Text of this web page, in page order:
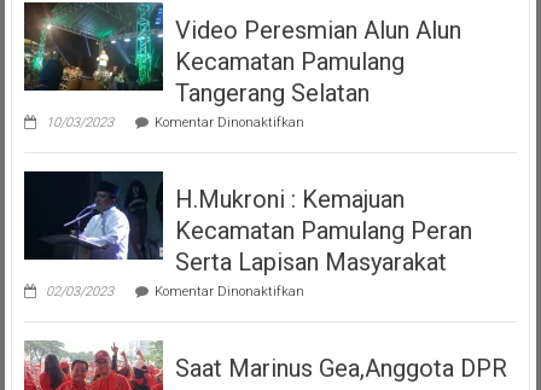
Maena
Misa
Inkulturasi
IKKSU
Pamulang
Video Peresmian Alun Alun
Kecamatan Pamulang
Tangerang Selatan
10/03/2023 Komentar Dinonaktifkanpada
Peresmian
Alun
Kecamatan
Pamulang
Tangerang
Selatan
H.Mukroni : Kemajuan
Kecamatan Pamulang Peran
Serta Lapisan Masyarakat
02/03/2023 Komentar Dinonaktifkanpada
:
Kecamatan
Pamulang
Saat Marinus Gea,Anggota DPR